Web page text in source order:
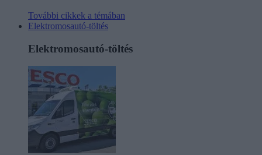
További cikkek a témában
Elektromosautó-töltés
Elektromosautó-töltés